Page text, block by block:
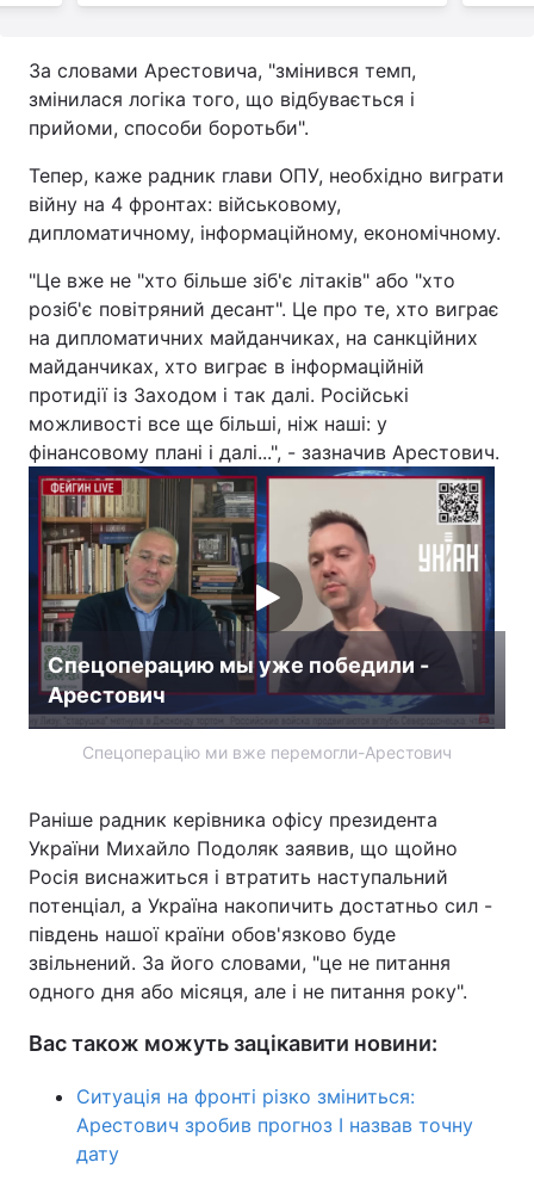
Архів Вакансії
Контакти
Послуги
Тема оформлення
За словами Арестовича, "змінився темп,
змінилася логіка того, що відбувається і
прийоми, способи боротьби".
Тепер, каже радник глави ОПУ, необхідно виграти
війну на 4 фронтах: військовому,
дипломатичному, інформаційному, економічному.
"Це вже не "хто більше зіб'є літаків" або "хто
розіб'є повітряний десант". Це про те, хто виграє
на дипломатичних майданчиках, на санкційних
майданчиках, хто виграє в інформаційній
протидії із Заходом і так далі. Російські
можливості все ще більші, ніж наші: у
фінансовому плані і далі...", - зазначив Арестович.
Спецоперацию мы уже победили -
Арестович
Спецоперацію ми вже перемогли-Арестович
Раніше радник керівника офісу президента
України Михайло Подоляк заявив, що щойно
Росія виснажиться і втратить наступальний
потенціал, а Україна накопичить достатньо сил -
південь нашої країни обов'язково буде
звільнений. За його словами, "це не питання
одного дня або місяця, але і не питання року".
Вас також можуть зацікавити новини:
Ситуація на фронті різко зміниться:
Арестович зробив прогноз І назвав точну
дату